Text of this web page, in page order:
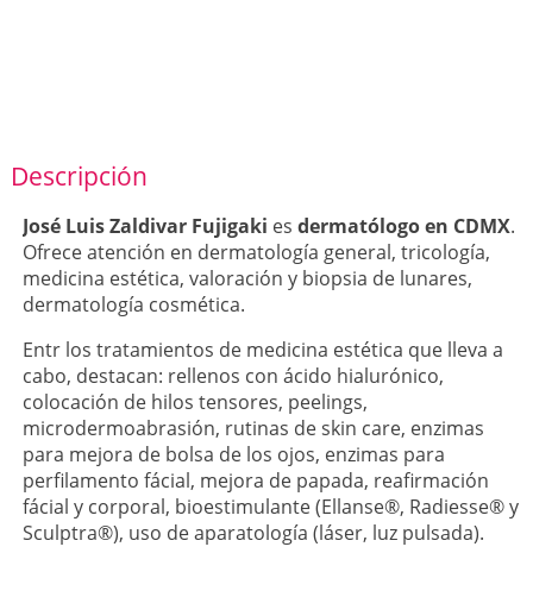
Descripción
José Luis Zaldivar Fujigaki es dermatólogo en CDMX.
Ofrece atención en dermatología general, tricología,
medicina estética, valoración y biopsia de lunares,
dermatología cosmética.
Entr los tratamientos de medicina estética que lleva a
cabo, destacan: rellenos con ácido hialurónico,
colocación de hilos tensores, peelings,
microdermoabrasión, rutinas de skin care, enzimas
para mejora de bolsa de los ojos, enzimas para
perfilamento fácial, mejora de papada, reafirmación
fácial y corporal, bioestimulante (Ellanse®, Radiesse® y
Sculptra®), uso de aparatología (láser, luz pulsada).